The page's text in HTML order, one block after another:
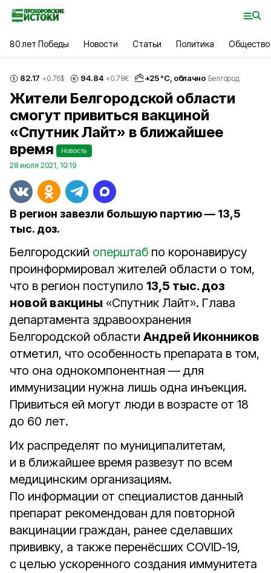
80 лет Победы Новости Статьи Политика Общество
82.17 +0.76$ 94.84 +0.78€ +25°С, облачно Белгород
Жители Белгородской области
смогут привиться вакциной
«Спутник Лайт» в ближайшее
время
Новость
28 июля 2021, 10:19
В регион завезли большую партию — 13,5
тыс. доз.
Белгородский оперштаб по коронавирусу
проинформировал жителей области о том,
что в регион поступило 13,5 тыс. доз
новой вакцины «Спутник Лайт». Глава
департамента здравоохранения
Белгородской области Андрей Иконников
отметил, что особенность препарата в том,
что она однокомпонентная — для
иммунизации нужна лишь одна инъекция.
Привиться ей могут люди в возрасте от 18
до 60 лет.
Их распределят по муниципалитетам,
и в ближайшее время развезут по всем
медицинским организациям.
По информации от специалистов данный
препарат рекомендован для повторной
вакцинации граждан, ранее сделавших
прививку, а также перенёсших COVID-19,
с целью ускоренного создания иммунитета